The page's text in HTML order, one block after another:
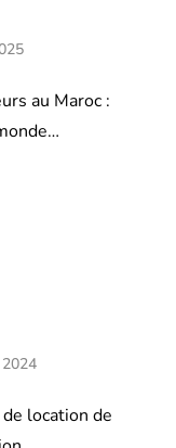
au Maroc :
location de